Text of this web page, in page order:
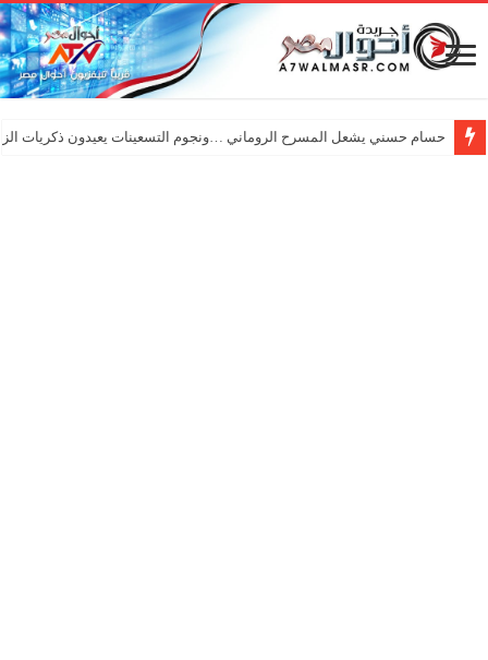
حسام حسني يشعل المسرح الروماني …ونجوم التسعينات يعيدون ذكريات